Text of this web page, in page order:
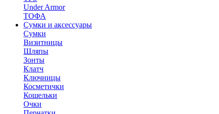
Under Armor
ТОФА
Сумки и аксессуары
Сумки
Визитницы
Шляпы
Зонты
Клатч
Ключницы
Косметички
Кошельки
Очки